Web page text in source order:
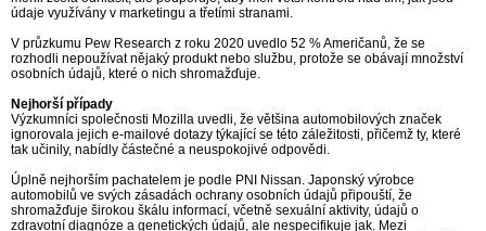
údaje využívány v marketingu a třetími stranami.
V průzkumu Pew Research z roku 2020 uvedlo 52 % Američanů, že se
rozhodli nepoužívat nějaký produkt nebo službu, protože se obávají množství
osobních údajů, které o nich shromažďuje.
Nejhorší případy
Výzkumníci společnosti Mozilla uvedli, že většina automobilových značek
ignorovala jejich e-mailové dotazy týkající se této záležitosti, přičemž ty, které
tak učinily, nabídly částečné a neuspokojivé odpovědi.
Úplně nejhorším pachatelem je podle PNI Nissan. Japonský výrobce
automobilů ve svých zásadách ochrany osobních údajů připouští, že
shromažďuje širokou škálu informací, včetně sexuální aktivity, údajů o
zdravotní diagnóze a genetických údajů, ale nespecifikuje jak. Mezi